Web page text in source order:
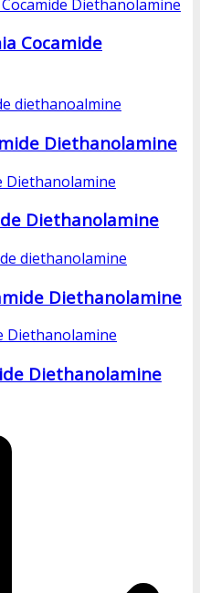
Cocamide
Diethanolamine
Diethanolamine
Diethanolamine
Diethanolamine